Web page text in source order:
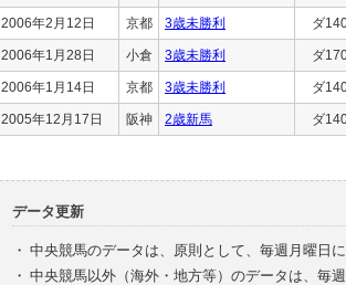
2006年2月12日 京都 3歳未勝利 ダ
2006年1月28日 小倉 3歳未勝利 ダ
2006年1月14日 京都 3歳未勝利 ダ
2005年12月17日 阪神 2歳新馬 ダ
データ更新
・ 中央競馬のデータは、原則として、毎週月曜日
・ 中央競馬以外（海外・地方等）のデータは、毎